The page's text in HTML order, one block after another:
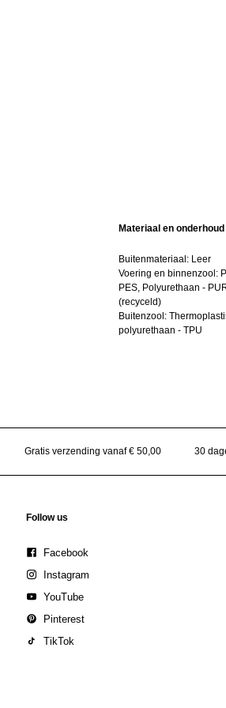
Materiaal en onderhoud
Buitenmateriaal: Leer
Voering en binnenzool:
PES, Polyurethaan -
(recyceld)
Buitenzool:
polyurethaan - TPU
Gratis verzending vanaf € 50,00 30
Follow us
Facebook
Instagram
YouTube
Pinterest
TikTok